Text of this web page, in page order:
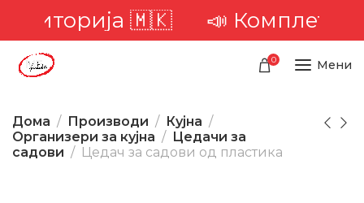
🇲🇰📣 Комплетна
0 Мени
Дома Производи
Кујна
Организери за кујна
Цедачи за
садови
Цедач за садови од пластика